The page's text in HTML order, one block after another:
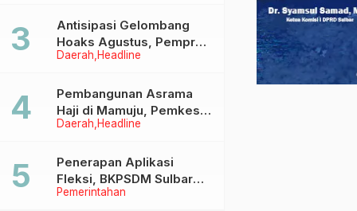
Daerah Headline
Antisipasi Gelombang
Hoaks Agustus, Pemprov
Sulbar Ajak Warga Jaga
Daerah Headline
Pembangunan Asrama
Haji di Mamuju, Pemkesra
dan Kementerian Haji
Pemerintahan
Penerapan Aplikasi
Fleksi, BKPSDM Sulbar
Dorong Transformasi